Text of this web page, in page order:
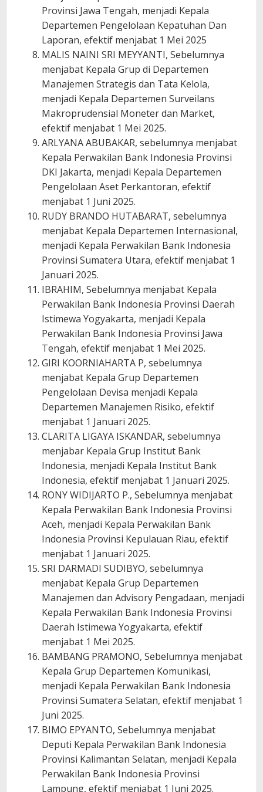
Provinsi Jawa Tengah, menjadi Kepala
Departemen Pengelolaan Kepatuhan Dan
Laporan, efektif menjabat 1 Mei 2025
MALIS NAINI SRI MEYYANTI, Sebelumnya
menjabat Kepala Grup di Departemen
Manajemen Strategis dan Tata Kelola,
menjadi Kepala Departemen Surveilans
Makroprudensial Moneter dan Market,
efektif menjabat 1 Mei 2025.
ARLYANA ABUBAKAR, sebelumnya menjabat
Kepala Perwakilan Bank Indonesia Provinsi
DKI Jakarta, menjadi Kepala Departemen
Pengelolaan Aset Perkantoran, efektif
menjabat 1 Juni 2025.
RUDY BRANDO HUTABARAT, sebelumnya
menjabat Kepala Departemen Internasional,
menjadi Kepala Perwakilan Bank Indonesia
Provinsi Sumatera Utara, efektif menjabat 1
Januari 2025.
IBRAHIM, Sebelumnya menjabat Kepala
Perwakilan Bank Indonesia Provinsi Daerah
Istimewa Yogyakarta, menjadi Kepala
Perwakilan Bank Indonesia Provinsi Jawa
Tengah, efektif menjabat 1 Mei 2025.
GIRI KOORNIAHARTA P, sebelumnya
menjabat Kepala Grup Departemen
Pengelolaan Devisa menjadi Kepala
Departemen Manajemen Risiko, efektif
menjabat 1 Januari 2025.
CLARITA LIGAYA ISKANDAR, sebelumnya
menjabar Kepala Grup Institut Bank
Indonesia, menjadi Kepala Institut Bank
Indonesia, efektif menjabat 1 Januari 2025.
RONY WIDIJARTO P., Sebelumnya menjabat
Kepala Perwakilan Bank Indonesia Provinsi
Aceh, menjadi Kepala Perwakilan Bank
Indonesia Provinsi Kepulauan Riau, efektif
menjabat 1 Januari 2025.
SRI DARMADI SUDIBYO, sebelumnya
menjabat Kepala Grup Departemen
Manajemen dan Advisory Pengadaan, menjadi
Kepala Perwakilan Bank Indonesia Provinsi
Daerah Istimewa Yogyakarta, efektif
menjabat 1 Mei 2025.
BAMBANG PRAMONO, Sebelumnya menjabat
Kepala Grup Departemen Komunikasi,
menjadi Kepala Perwakilan Bank Indonesia
Provinsi Sumatera Selatan, efektif menjabat 1
Juni 2025.
BIMO EPYANTO, Sebelumnya menjabat
Deputi Kepala Perwakilan Bank Indonesia
Provinsi Kalimantan Selatan, menjadi Kepala
Perwakilan Bank Indonesia Provinsi
Lampung, efektif menjabat 1 Juni 2025.